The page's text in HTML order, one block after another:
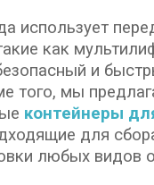
использует
как
и
того, мы
контейнеры
для
любых видов